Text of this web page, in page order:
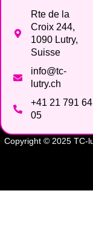
Rte de la
Croix 244,
1090 Lutry,
Suisse
info@tc-
lutry.ch
+41 21 791 64
05
Copyright © 2025 TC-